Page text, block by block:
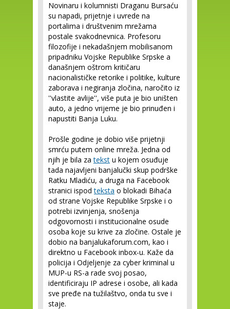
Novinaru i kolumnisti Draganu Bursaću
su napadi, prijetnje i uvrede na
portalima i društvenim mrežama
postale svakodnevnica. Profesoru
filozofije i nekadašnjem mobilisanom
pripadniku Vojske Republike Srpske a
današnjem oštrom kritičaru
nacionalističke retorike i politike, kulture
zaborava i negiranja zločina, naročito iz
''vlastite avlije'', više puta je bio uništen
auto, a jedno vrijeme je bio prinuđen i
napustiti Banja Luku.
Prošle godine je dobio više prijetnji
smrću putem online mreža. Jedna od
njih je bila zatekst u kojem osuđuje
tada najavljeni banjalučki skup podrške
Ratku Mladiću, a druga na Facebook
stranici ispodteksta o blokadi Bihaća
od strane Vojske Republike Srpske i o
potrebi izvinjenja, snošenja
odgovornosti i institucionalne osude
osoba koje su krive za zločine. Ostale je
dobio na banjalukaforum.com, kao i
direktno u Facebook inbox-u. Kaže da
policija i Odjeljenje za cyber kriminal u
MUP-u RS-a rade svoj posao,
identificiraju IP adrese i osobe, ali kada
sve pređe na tužilaštvo, onda tu sve i
staje.